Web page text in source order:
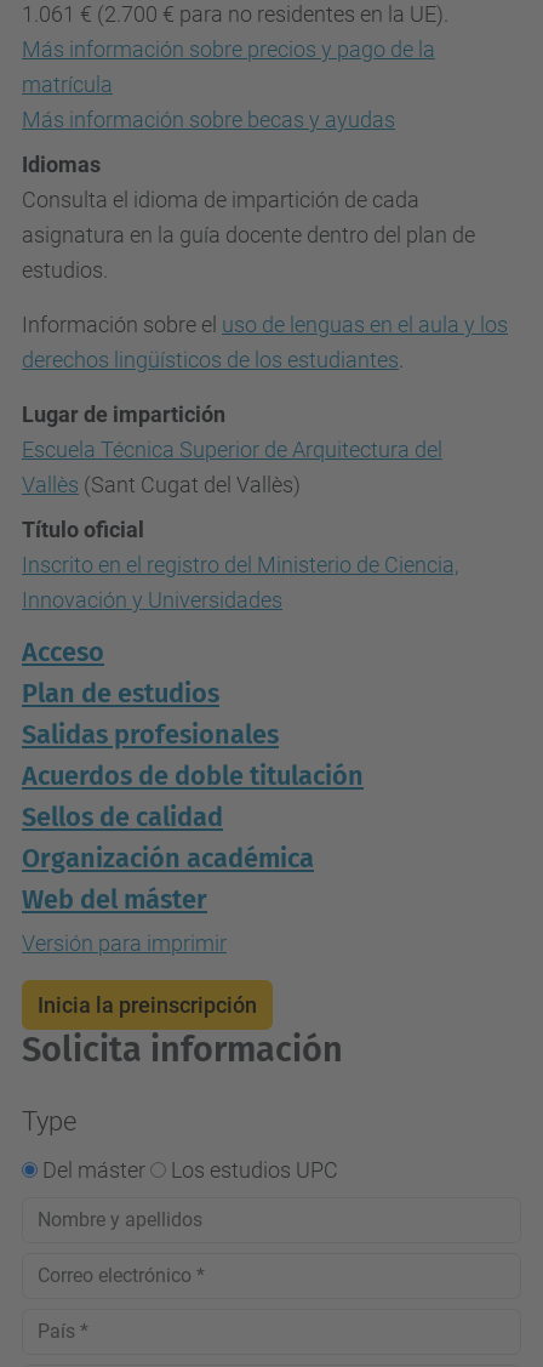
1.061 € (2.700 € para no residentes en la UE).
Más información sobre precios y pago de la
matrícula
Más información sobre becas y ayudas
Idiomas
Consulta el idioma de impartición de cada
asignatura en la guía docente dentro del plan de
estudios.
Información sobre el uso de lenguas en el aula y los
derechos lingüísticos de los estudiantes
Lugar de impartición
Escuela Técnica Superior de Arquitectura del
Vallès (Sant Cugat del Vallès)
Título oficial
Inscrito en el registro del Ministerio de Ciencia,
Innovación y Universidades
Acceso
Plan de estudios
Salidas profesionales
Acuerdos de doble titulación
Sellos de calidad
Organización académica
Web del máster
Versión para imprimir
Inicia la preinscripción
Solicita información
Type
Del máster Los estudios UPC